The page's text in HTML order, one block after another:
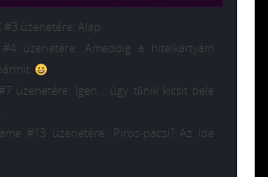
#3 üzenetére: Alap.
üzenetére: Ameddig a hitelkártyám
üzenetére: Igen… úgy tűnik kicsit bele
#13 üzenetére: Piros-pacsi? Az ide